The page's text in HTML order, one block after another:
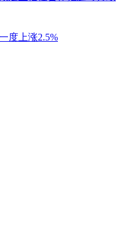
度上涨2.5%